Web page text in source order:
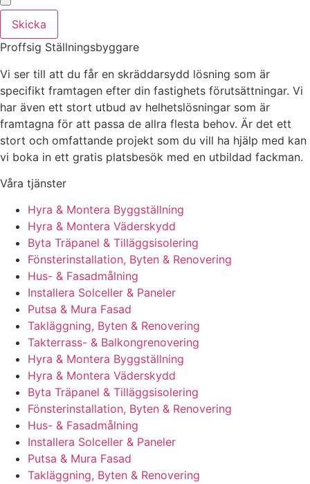
Skicka
Proffsig Ställningsbyggare
Vi ser till att du får en skräddarsydd lösning som är
specifikt framtagen efter din fastighets förutsättningar. Vi
har även ett stort utbud av helhetslösningar som är
framtagna för att passa de allra flesta behov. Är det ett
stort och omfattande projekt som du vill ha hjälp med kan
vi boka in ett gratis platsbesök med en utbildad fackman.
Våra tjänster
Hyra & Montera Byggställning
Hyra & Montera Väderskydd
Byta Träpanel & Tilläggsisolering
Fönsterinstallation, Byten & Renovering
Hus- & Fasadmålning
Installera Solceller & Paneler
Putsa & Mura Fasad
Takläggning, Byten & Renovering
Takterrass- & Balkongrenovering
Hyra & Montera Byggställning
Hyra & Montera Väderskydd
Byta Träpanel & Tilläggsisolering
Fönsterinstallation, Byten & Renovering
Hus- & Fasadmålning
Installera Solceller & Paneler
Putsa & Mura Fasad
Takläggning, Byten & Renovering